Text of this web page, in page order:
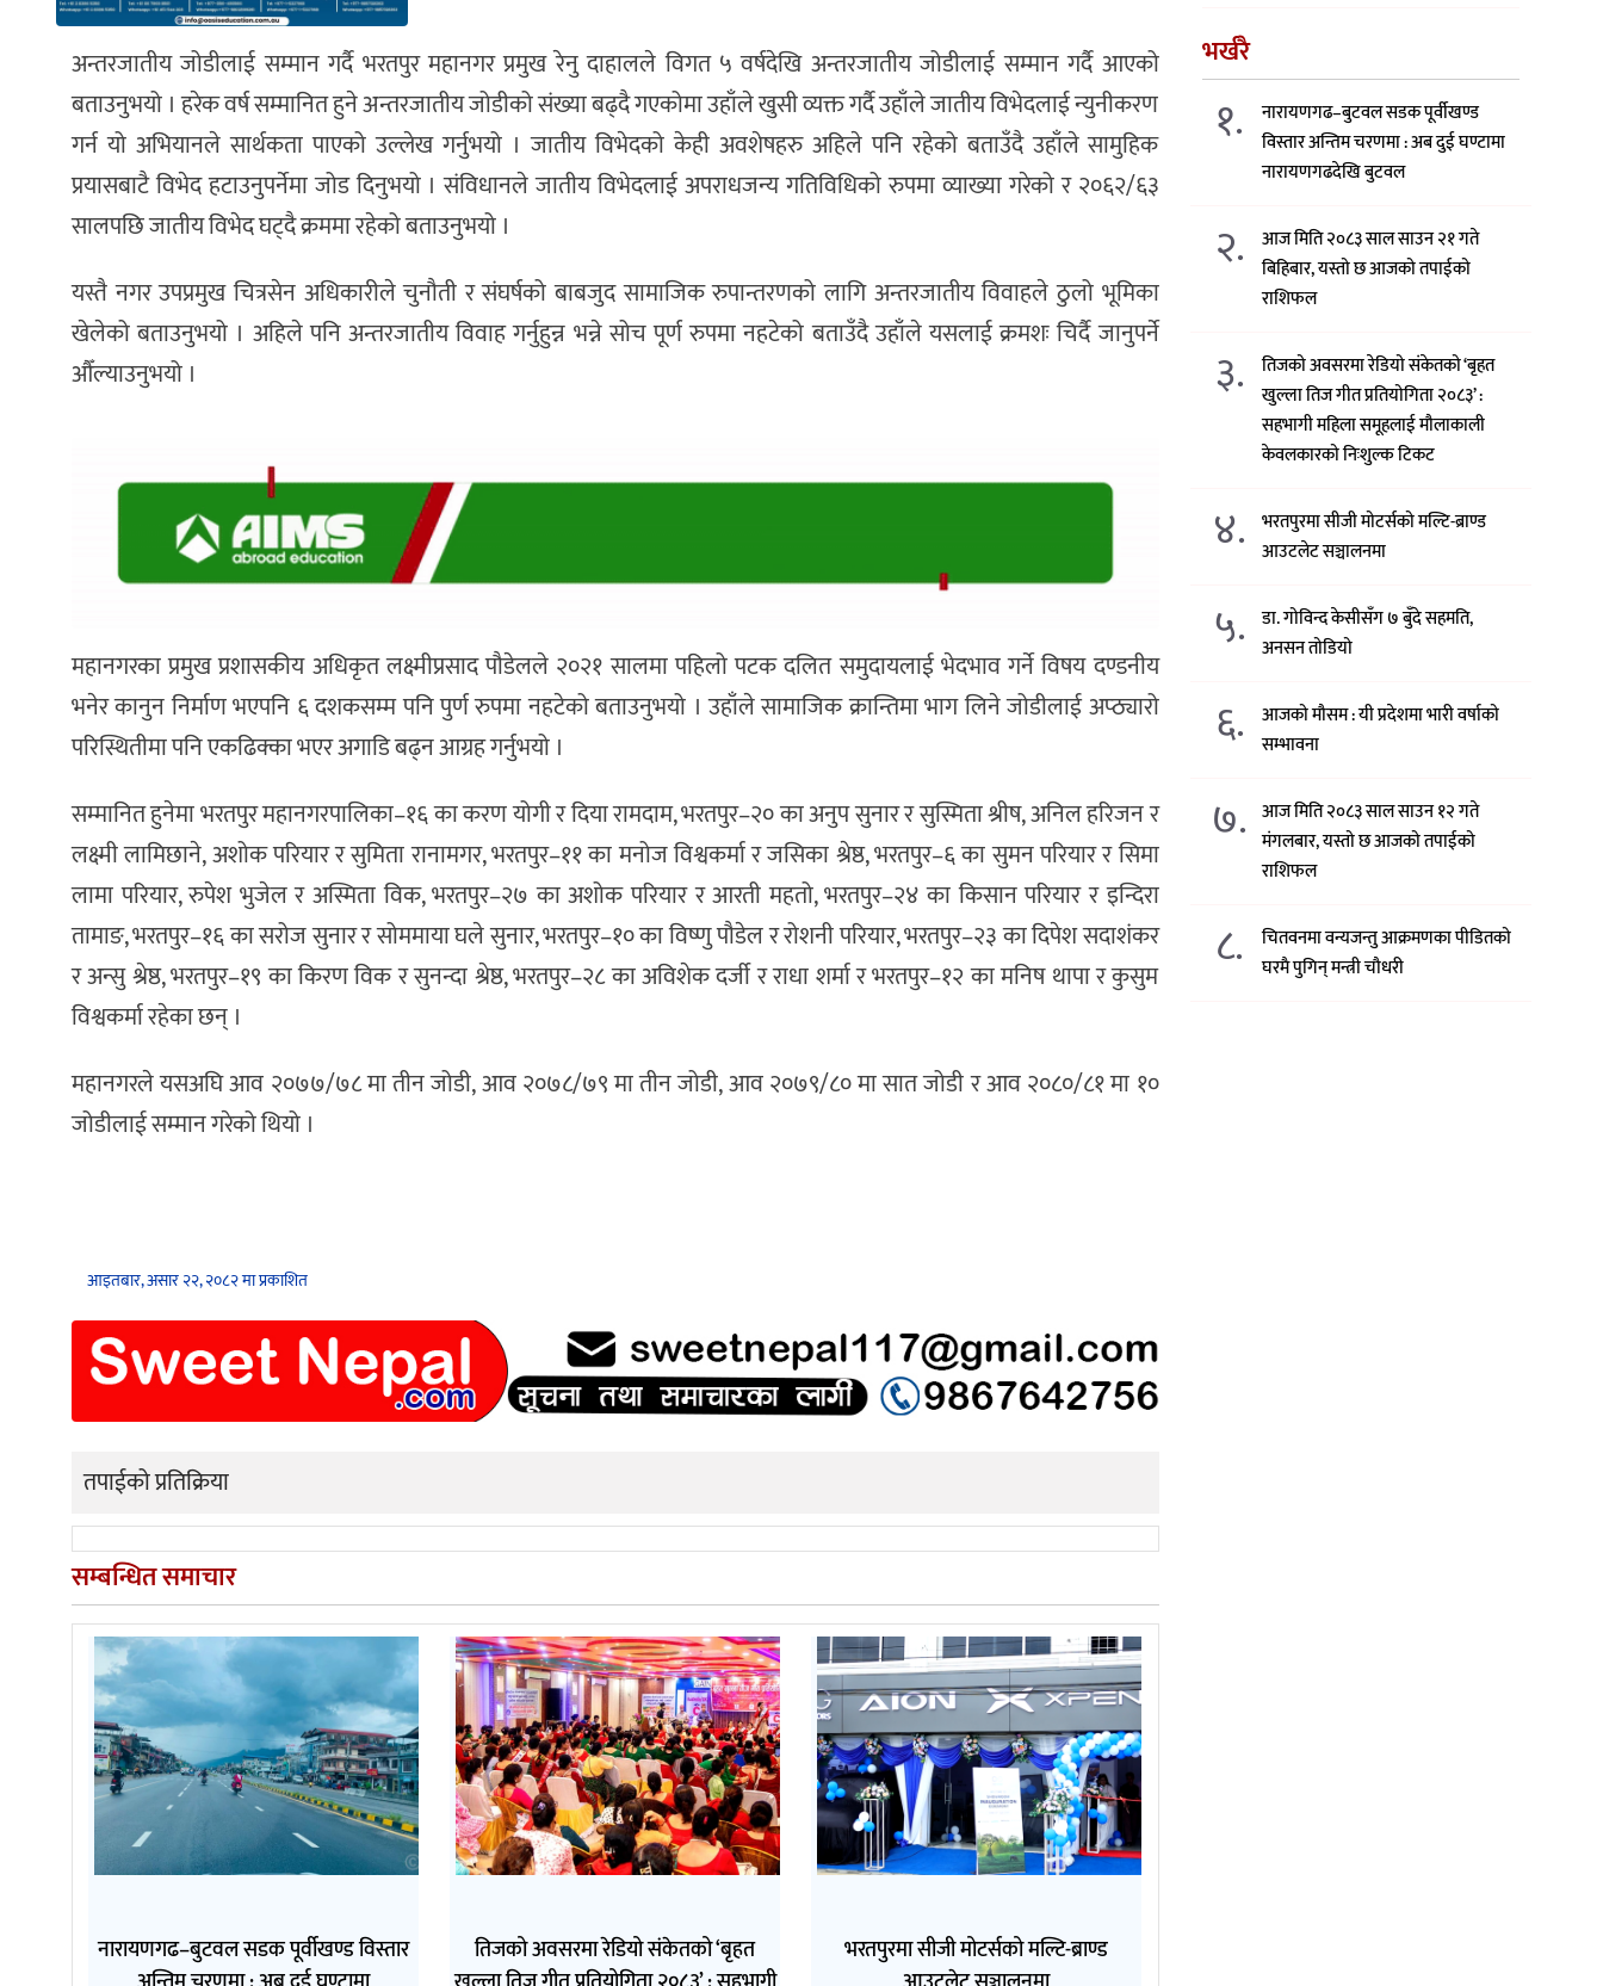
अन्तरजातीय जोडीलाई सम्मान गर्दै भरतपुर महानगर प्रमुख रेनु दाहालले विगत ५ वर्षदेखि अन्तरजातीय जोडीलाई सम्मान गर्दै आएको
बताउनुभयो । हरेक वर्ष सम्मानित हुने अन्तरजातीय जोडीको संख्या बढ्दै गएकोमा उहाँले खुसी व्यक्त गर्दै उहाँले जातीय विभेदलाई न्युनीकरण
गर्न यो अभियानले सार्थकता पाएको उल्लेख गर्नुभयो । जातीय विभेदको केही अवशेषहरु अहिले पनि रहेको बताउँदै उहाँले सामुहिक
प्रयासबाटै विभेद हटाउनुपर्नेमा जोड दिनुभयो । संविधानले जातीय विभेदलाई अपराधजन्य गतिविधिको रुपमा व्याख्या गरेको र २०६२/६३
सालपछि जातीय विभेद घट्दै क्रममा रहेको बताउनुभयो ।
यस्तै नगर उपप्रमुख चित्रसेन अधिकारीले चुनौती र संघर्षको बाबजुद सामाजिक रुपान्तरणको लागि अन्तरजातीय विवाहले ठुलो भूमिका
खेलेको बताउनुभयो । अहिले पनि अन्तरजातीय विवाह गर्नुहुन्न भन्ने सोच पूर्ण रुपमा नहटेको बताउँदै उहाँले यसलाई क्रमशः चिर्दै जानुपर्ने
औँल्याउनुभयो ।
महानगरका प्रमुख प्रशासकीय अधिकृत लक्ष्मीप्रसाद पौडेलले २०२१ सालमा पहिलो पटक दलित समुदायलाई भेदभाव गर्ने विषय दण्डनीय
भनेर कानुन निर्माण भएपनि ६ दशकसम्म पनि पुर्ण रुपमा नहटेको बताउनुभयो । उहाँले सामाजिक क्रान्तिमा भाग लिने जोडीलाई अप्ठ्यारो
परिस्थितीमा पनि एकढिक्का भएर अगाडि बढ्न आग्रह गर्नुभयो ।
सम्मानित हुनेमा भरतपुर महानगरपालिका–१६ का करण योगी र दिया रामदाम, भरतपुर–२० का अनुप सुनार र सुस्मिता श्रीष, अनिल हरिजन र
लक्ष्मी लामिछाने, अशोक परियार र सुमिता रानामगर, भरतपुर–११ का मनोज विश्वकर्मा र जसिका श्रेष्ठ, भरतपुर–६ का सुमन परियार र सिमा
लामा परियार, रुपेश भुजेल र अस्मिता विक, भरतपुर–२७ का अशोक परियार र आरती महतो, भरतपुर–२४ का किसान परियार र इन्दिरा
तामाङ, भरतपुर–१६ का सरोज सुनार र सोममाया घले सुनार, भरतपुर–१० का विष्णु पौडेल र रोशनी परियार, भरतपुर–२३ का दिपेश सदाशंकर
र अन्सु श्रेष्ठ, भरतपुर–१९ का किरण विक र सुनन्दा श्रेष्ठ, भरतपुर–२८ का अविशेक दर्जी र राधा शर्मा र भरतपुर–१२ का मनिष थापा र कुसुम
विश्वकर्मा रहेका छन् ।
महानगरले यसअघि आव २०७७/७८ मा तीन जोडी, आव २०७८/७९ मा तीन जोडी, आव २०७९/८० मा सात जोडी र आव २०८०/८१ मा १०
जोडीलाई सम्मान गरेको थियो ।
आइतबार, असार २२, २०८२ मा प्रकाशित
तपाईको प्रतिक्रिया
सम्बन्धित समाचार
नारायणगढ–बुटवल सडक पूर्वीखण्ड विस्तार
तिजको अवसरमा रेडियो संकेतको ‘बृहत
भरतपुरमा सीजी मोटर्सको मल्टि-ब्राण्ड
भर्खरै
१.
नारायणगढ–बुटवल सडक पूर्वीखण्ड
विस्तार अन्तिम चरणमा : अब दुई घण्टामा
नारायणगढदेखि बुटवल
२.
आज मिति २०८३ साल साउन २१ गते
बिहिबार, यस्तो छ आजको तपाईको
राशिफल
३.
तिजको अवसरमा रेडियो संकेतको ‘बृहत
खुल्ला तिज गीत प्रतियोगिता २०८३’ :
सहभागी महिला समूहलाई मौलाकाली
केवलकारको निःशुल्क टिकट
४.
भरतपुरमा सीजी मोटर्सको मल्टि-ब्राण्ड
आउटलेट सञ्चालनमा
५.
डा. गोविन्द केसीसँग ७ बुँदे सहमति,
अनसन तोडियो
६.
आजको मौसम : यी प्रदेशमा भारी वर्षाको
सम्भावना
७. आज मिति २०८३ साल साउन १२ गते
मंगलबार, यस्तो छ आजको तपाईको
राशिफल
८.
चितवनमा वन्यजन्तु आक्रमणका पीडितको
घरमै पुगिन् मन्त्री चौधरी